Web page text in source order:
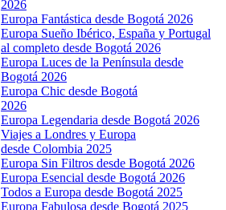
2026
Europa Fantástica desde Bogotá 2026
Europa Sueño Ibérico, España y Portugal
al completo desde Bogotá 2026
Europa Luces de la Península desde
Bogotá 2026
Europa Chic desde Bogotá
2026
Europa Legendaria desde Bogotá 2026
Viajes a Londres y Europa
desde Colombia 2025
Europa Sin Filtros desde Bogotá 2026
Europa Esencial desde Bogotá 2026
Todos a Europa desde Bogotá 2025
Europa Fabulosa desde Bogotá 2025